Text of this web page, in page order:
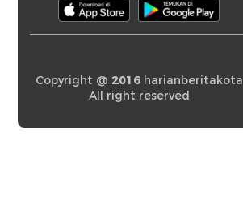
Copyright @ 2016harianberitakota
All right reserved